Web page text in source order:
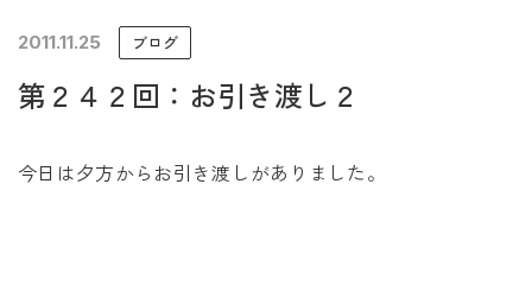
イチケンの家づくり
モデルハウス
2011.11.25 ブログ
第２４２回：お引き渡し２
今日は夕方からお引き渡しがありました。